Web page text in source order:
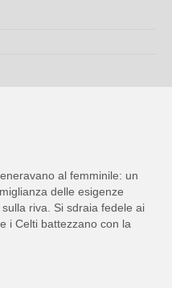
al femminile: un
delle esigenze
riva. Si sdraia fedele ai
i Celti battezzano con la